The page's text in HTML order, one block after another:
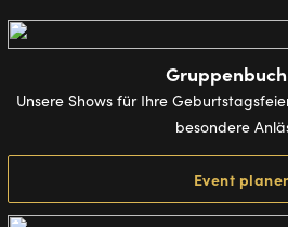
Unsere Shows für Ihre
besondere
Event